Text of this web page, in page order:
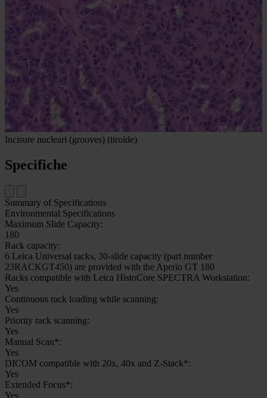
Incisure nucleari (grooves) (tiroide)
Specifiche
Summary of Specifications
Environmental Specifications
Maximum Slide Capacity:
180
Rack capacity:
6 Leica Universal racks, 30-slide capacity (part number
23RACKGT450) are provided with the Aperio GT 180
Racks compatible with Leica HistoCore SPECTRA Workstation:
Yes
Continuous rack loading while scanning:
Yes
Priority rack scanning:
Yes
Manual Scan*:
Yes
DICOM compatible with 20x, 40x and Z-Stack*:
Yes
Extended Focus*:
Yes